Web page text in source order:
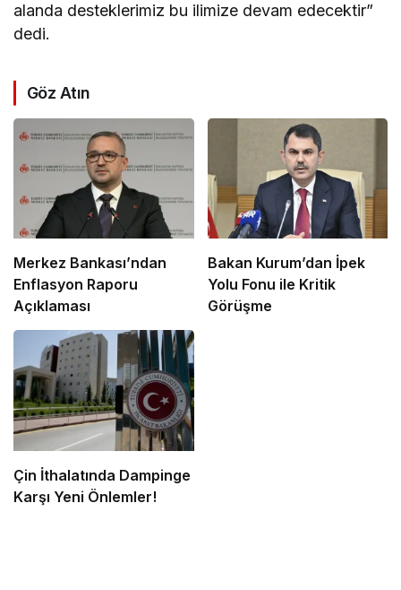
alanda desteklerimiz bu ilimize devam edecektir”
dedi.
Göz Atın
Merkez Bankası’ndan
Enflasyon Raporu
Açıklaması
Bakan Kurum’dan İpek
Yolu Fonu ile Kritik
Görüşme
Çin İthalatında Dampinge
Karşı Yeni Önlemler!